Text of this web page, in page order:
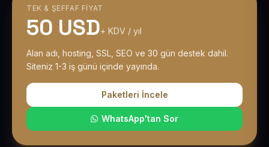
TEK & ŞEFFAF FIYAT
50 USD+ KDV / yıl
Alan adı, hosting, SSL, SEO ve 30 gün destek dahil.
Siteniz 1-3 iş günü içinde yayında.
Paketleri İncele
WhatsApp'tan Sor